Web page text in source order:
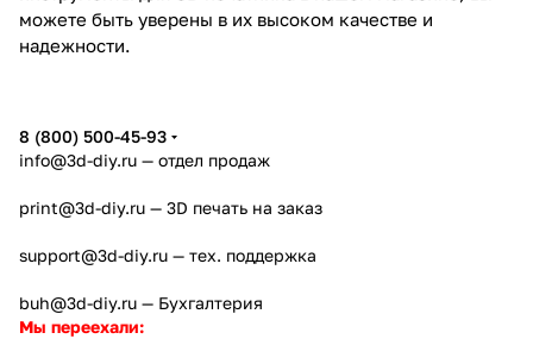
можете быть уверены в их высоком качестве и
надежности.
8 (800) 500-45-93
info@3d-diy.ru — отдел продаж
print@3d-diy.ru — 3D печать на заказ
support@3d-diy.ru — тех. поддержка
buh@3d-diy.ru — Бухгалтерия
Мы переехали: